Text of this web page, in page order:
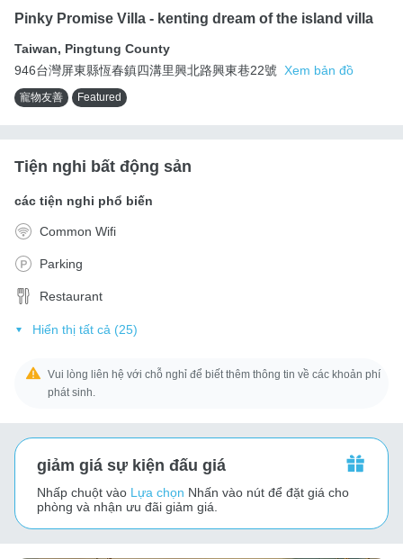
Pinky Promise Villa - kenting dream of the island villa
Taiwan, Pingtung County
946台灣屏東縣恆春鎮四溝里興北路興東巷22號
Xem bản đồ
寵物友善 Featured
Tiện nghi bất động sản
các tiện nghi phổ biến
Common Wifi
Parking
Restaurant
Hiển thị tất cả (25)
Vui lòng liên hệ với chỗ nghỉ để biết thêm thông tin về các khoản phí
phát sinh.
giảm giá sự kiện đấu giá
Nhấp chuột vào Lựa chọn Nhấn vào nút để đặt giá cho
phòng và nhận ưu đãi giảm giá.